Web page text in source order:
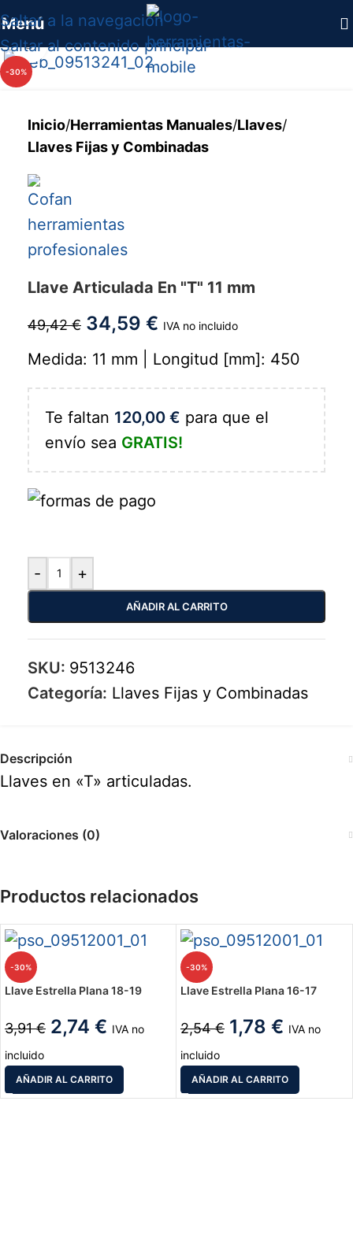
Saltar a la navegación
Saltar al contenido principal
Menú
-30%
Haga clic para ampliar
Inicio/Herramientas Manuales/Llaves/
Llaves Fijas y Combinadas
Llave Articulada En "T" 11 mm
49,42€ 34,59 € IVA no incluido
Medida: 11 mm | Longitud [mm]: 450
Te faltan 120,00 € para que el
envío sea GRATIS!
- +
AÑADIR AL CARRITO
SKU: 9513246
Categoría: Llaves Fijas y Combinadas
Descripción
Llaves en «T» articuladas.
Valoraciones (0)
Productos relacionados
-30%
Llave Estrella Plana 18-19
3,91€ 2,74 € IVA no
incluido
AÑADIR AL CARRITO
-30%
Llave Estrella Plana 16-17
2,54€ 1,78 € IVA no
incluido
AÑADIR AL CARRITO